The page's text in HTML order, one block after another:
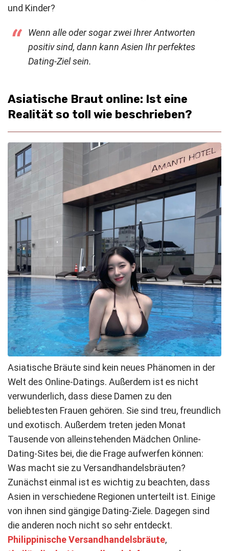
und Kinder?
Wenn alle oder sogar zwei Ihrer Antworten
positiv sind, dann kann Asien Ihr perfektes
Dating-Ziel sein.
Asiatische Braut online: Ist eine
Realität so toll wie beschrieben?
Asiatische Bräute sind kein neues Phänomen in der
Welt des Online-Datings. Außerdem ist es nicht
verwunderlich, dass diese Damen zu den
beliebtesten Frauen gehören. Sie sind treu, freundlich
und exotisch. Außerdem treten jeden Monat
Tausende von alleinstehenden Mädchen Online-
Dating-Sites bei, die die Frage aufwerfen können:
Was macht sie zu Versandhandelsbräuten?
Zunächst einmal ist es wichtig zu beachten, dass
Asien in verschiedene Regionen unterteilt ist. Einige
von ihnen sind gängige Dating-Ziele. Dagegen sind
die anderen noch nicht so sehr entdeckt.
Philippinische Versandhandelsbräute,